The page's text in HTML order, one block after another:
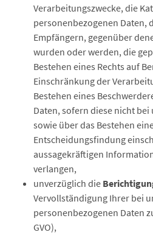
Verarbeitungszwecke, die
personenbezogenen Daten,
Empfängern, gegenüber
wurden oder werden, die
Bestehen eines Rechts auf
Einschränkung der
Bestehen eines
Daten, sofern diese nicht
sowie über das Bestehen
Entscheidungsfindung
aussagekräftigen
verlangen,
unverzüglich die
Vervollständigung Ihrer bei
personenbezogenen Daten
GVO),